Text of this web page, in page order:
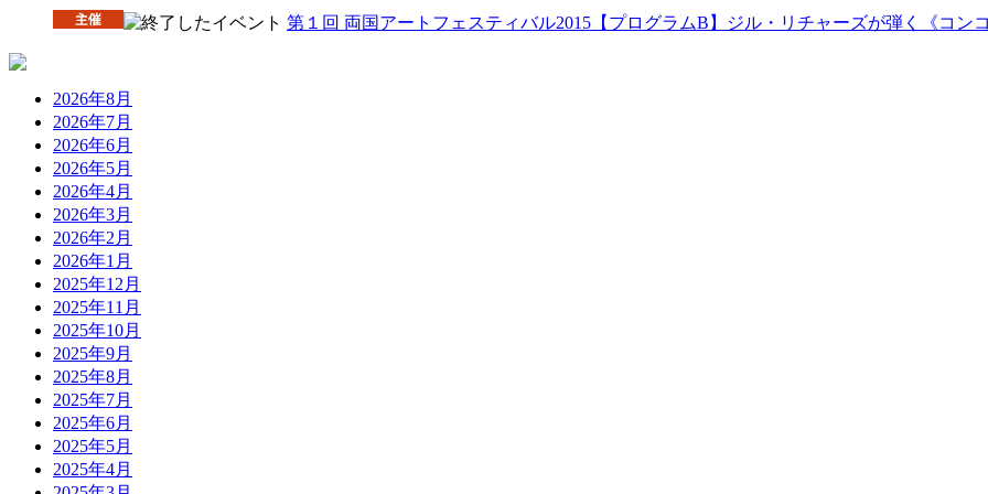
第１回 両国アートフェスティバル2015【プログラムB】ジル・リチャーズが弾く《コン
2026年8月
2026年7月
2026年6月
2026年5月
2026年4月
2026年3月
2026年2月
2026年1月
2025年12月
2025年11月
2025年10月
2025年9月
2025年8月
2025年7月
2025年6月
2025年5月
2025年4月